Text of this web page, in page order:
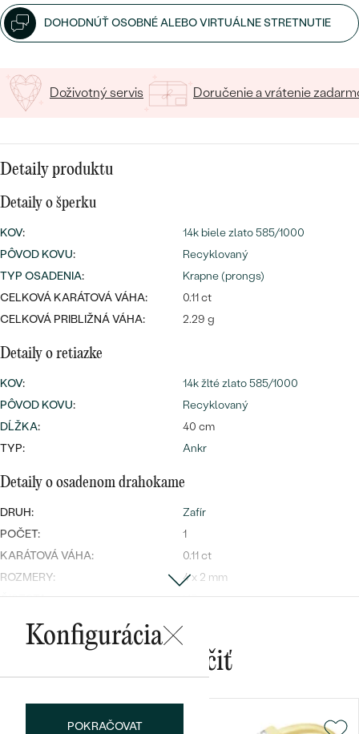
Najpredávanejšie
obrúčky
PREZRIEŤ
DRAHOKAM
PODĽA MATERIÁLU
PLATINA
STRIEBRO
Wave kolekcia
S DRAHOKAMAMI
S LAB GROWN DIAMANTMI
S PERLAMI
PODĽA ŠTÝLU
PERSONALIZOVANÉ
MINIMALISTICKÉ
PODĽA PRÍLEŽITOSTI
PODĽA FARBY
PODĽA TVARU DRAHOKAMU
NA MIERU
Najpredávanejšie
náušnice
PREZRIEŤ
CENOVO DOSTUPNÉ
Personalizované
prívesky
LUXUSNÉ
Najpredávanejšie
PREZRIEŤ
DOHODNÚŤ OSOBNÉ ALEBO VIRTUÁLNE STRETNUTIE
Doživotný servis Doručenie a vrátenie
Detaily produktu
Detaily o šperku
KOV:
14k biele zlato 585/1000
PÔVOD KOVU:
Recyklovaný
TYP OSADENIA:
Krapne (prongs)
CELKOVÁ KARÁTOVÁ VÁHA:
0.11 ct
CELKOVÁ PRIBLIŽNÁ VÁHA:
2.29 g
Detaily o retiazke
KOV:
14k žlté zlato 585/1000
PÔVOD KOVU:
Recyklovaný
DĹŽKA:
40 cm
TYP:
Ankr
Detaily o osadenom drahokame
DRUH:
Zafír
POČET:
1
KARÁTOVÁ VÁHA:
0.11 ct
ROZMERY:
4 x 2 mm
ČISTOTA:
VS
FARBA:
TVAR:
Prírodný
Konfigurácia
POKRAČOVAT
Mohlo by sa vám páčiť